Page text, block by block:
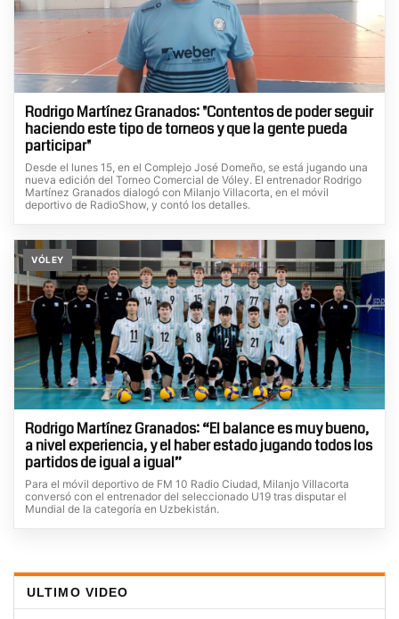
Rodrigo Martínez Granados: "Contentos de poder seguir
haciendo este tipo de torneos y que la gente pueda
participar"
Desde el lunes 15, en el Complejo José Domeño, se está jugando una
nueva edición del Torneo Comercial de Vóley. El entrenador Rodrigo
Martínez Granados dialogó con Milanjo Villacorta, en el móvil
deportivo de RadioShow, y contó los detalles.
VÓLEY
Rodrigo Martínez Granados: “El balance es muy bueno,
a nivel experiencia, y el haber estado jugando todos los
partidos de igual a igual”
Para el móvil deportivo de FM 10 Radio Ciudad, Milanjo Villacorta
conversó con el entrenador del seleccionado U19 tras disputar el
Mundial de la categoría en Uzbekistán.
ULTIMO VIDEO